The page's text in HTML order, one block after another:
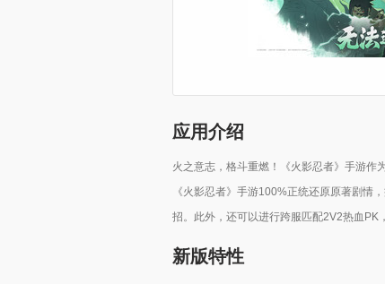
应用介绍
火之意志，格斗重燃！《火影忍者》手游作
《火影忍者》手游100%正统还原原著剧情
招。此外，还可以进行跨服匹配2V2热血PK
新版特性